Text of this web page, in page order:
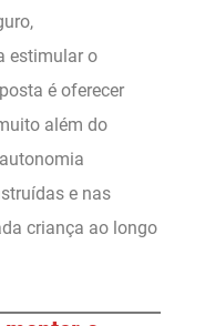
estimular o
é oferecer
além do
e nas
criança ao longo